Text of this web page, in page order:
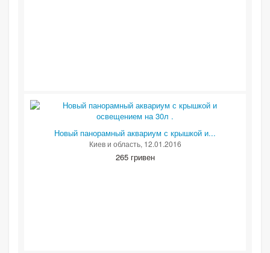
Новый панорамный аквариум с крышкой и...
Киев и область, 12.01.2016
265 гривен